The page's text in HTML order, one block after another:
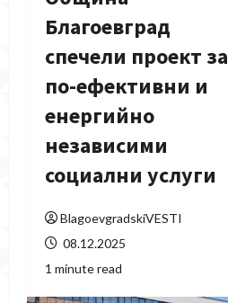
Благоевград
спечели проект за
по-ефективни и
енергийно
независими
социални услуги
BlagoevgradskiVESTI
08.12.2025
1 minute read